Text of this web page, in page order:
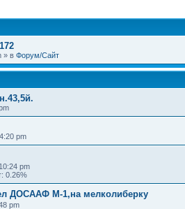
» в Форум/Сайт
pm
pm
0.26%
ДОСААФ М-1,на мелколиберку
pm